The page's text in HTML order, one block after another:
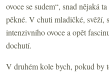
ovoce se sudem“, snad nějaká
pěkné. V chuti mladičké, svěží,
intenzivního ovoce a opět
dochutí.
V druhém kole bych, pokud by